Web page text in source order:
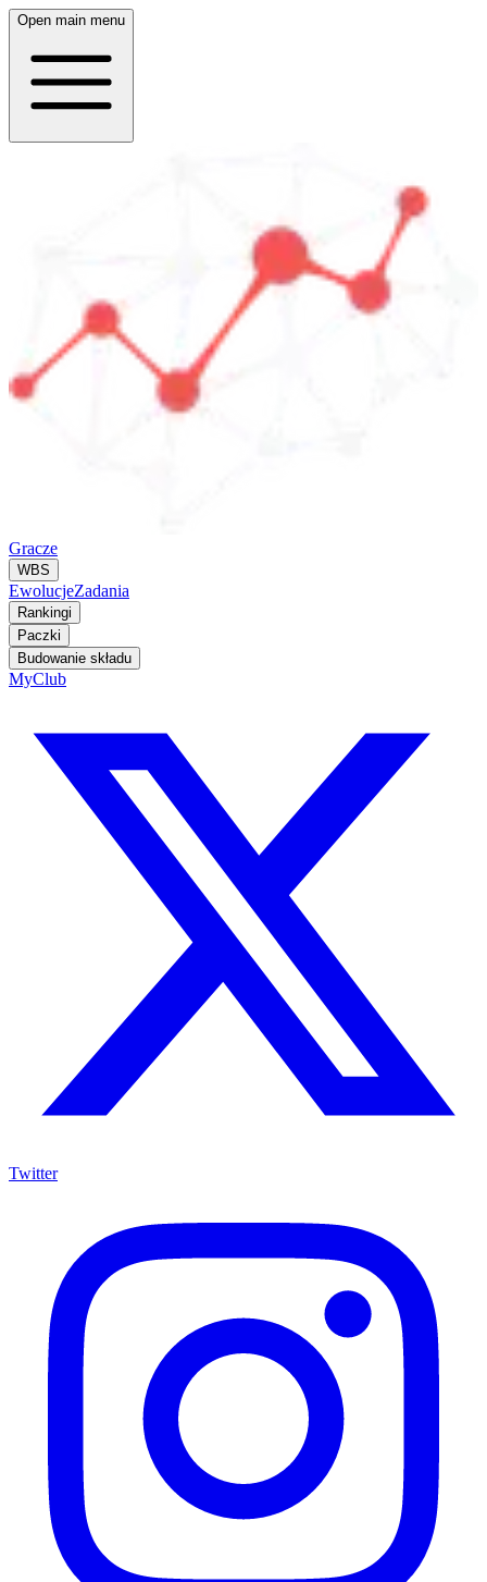
Open main menu
Gracze
WBS
EwolucjeZadania
Rankingi
Paczki
Budowanie składu
MyClub
Twitter